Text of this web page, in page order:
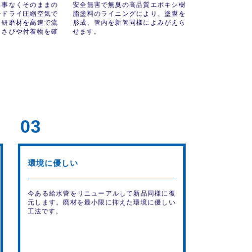
なくそのままの
ライ圧縮空気で
磨材を高速で流
びや付着物を確
安全無害で無臭の高品質エポキシ樹
脂塗料のライニングにより、塗膜を
形成、管内を新管同様によみがえら
せます。
03
環境に優しい
今ある給水管をリニューアルして新品同様に復
元します。廃材を最小限に抑えた環境に優しい
工法です。